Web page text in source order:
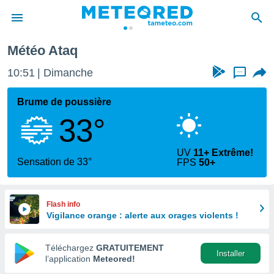
de
Météo Ataq
10:51 Dimanche ...
Brume de poussière
33°
Sensation de 33°
UV 11+ Extrême!
FPS50+
Flash info
Vigilance orange : alerte aux orages violents !
Téléchargez GRATUITEMENT
l’application Meteored!
Installer